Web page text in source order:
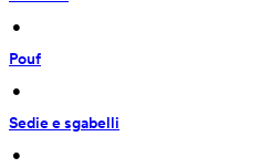
•
Pouf
•
Sedie e sgabelli
•